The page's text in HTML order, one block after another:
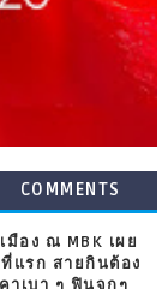
COMMENTS
อง ณ MBK เผย
แรก สายกินต้อง